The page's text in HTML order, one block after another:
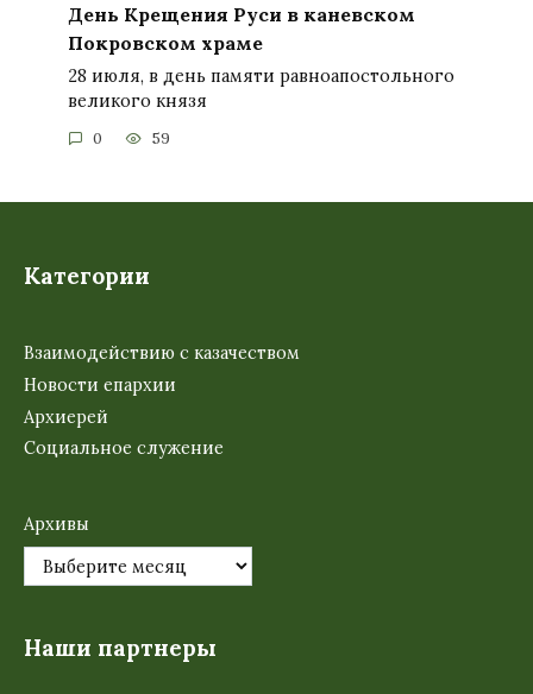
День Крещения Руси в каневском
Покровском храме
28 июля, в день памяти равноапостольного
великого князя
0 59
Категории
Взаимодействию с казачеством
Новости епархии
Архиерей
Социальное служение
Архивы
Наши партнеры